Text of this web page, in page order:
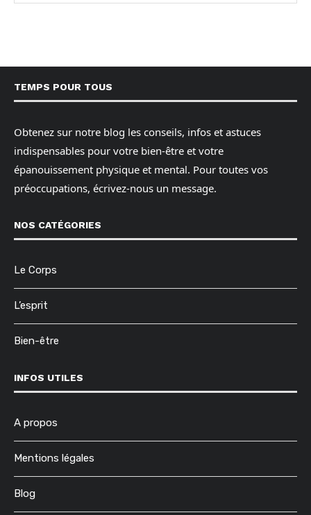
TEMPS POUR TOUS
Obtenez sur notre blog les conseils, infos et astuces
indispensables pour votre bien-être et votre
épanouissement physique et mental. Pour toutes vos
préoccupations, écrivez-nous un message.
NOS CATÉGORIES
Le Corps
L’esprit
Bien-être
INFOS UTILES
A propos
Mentions légales
Blog